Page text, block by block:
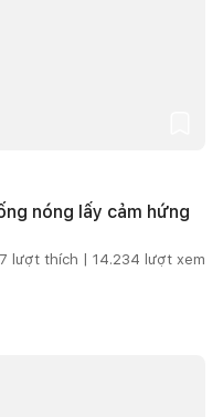
nóng lấy cảm hứng
7 lượt thích | 14.234 lượt xem